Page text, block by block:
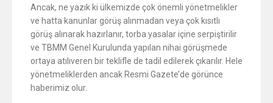
Ancak, ne yazık ki ülkemizde çok önemli yönetmelikler
ve hatta kanunlar görüş alınmadan veya çok kısıtlı
görüş alınarak hazırlanır, torba yasalar içine serpiştirilir
ve TBMM Genel Kurulunda yapılan nihai görüşmede
ortaya atılıveren bir teklifle de tadil edilerek çıkarılır. Hele
yönetmeliklerden ancak Resmi Gazete’de görünce
haberimiz olur.